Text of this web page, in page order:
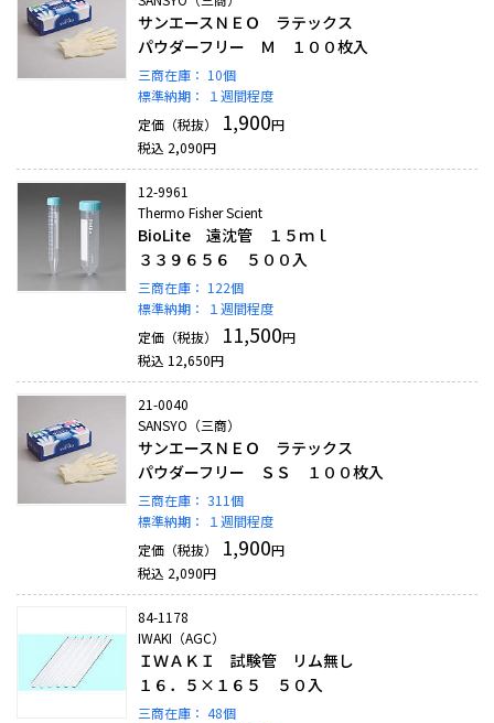
サンエースＮＥＯ ラテックス
パウダーフリー Ｍ １００枚入
三商在庫： 10個
標準納期：
１週間程度
定価（税抜）
1,900円
税込 2,090円
12-9961
Thermo Fisher Scient
BioLite 遠沈管 １５ｍｌ
３３９６５６ ５００入
三商在庫： 122個
標準納期：
１週間程度
定価（税抜）
11,500円
税込 12,650円
21-0040
SANSYO（三商）
サンエースＮＥＯ ラテックス
パウダーフリー ＳＳ １００枚入
三商在庫： 311個
標準納期：
１週間程度
定価（税抜）
1,900円
税込 2,090円
84-1178
IWAKI（AGC）
ＩＷＡＫＩ 試験管 リム無し
１６．５×１６５ ５０入
三商在庫： 48個